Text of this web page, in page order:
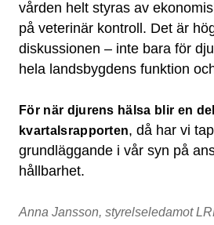
vården helt styras av
på veterinär kontroll. Det är
diskussionen – inte bara för
hela landsbygdens funktion
För när djurens hälsa blir en
kvartalsrapporten, då har vi
grundläggande i vår syn på
hållbarhet.
Anna Jansson, styrelseledamot